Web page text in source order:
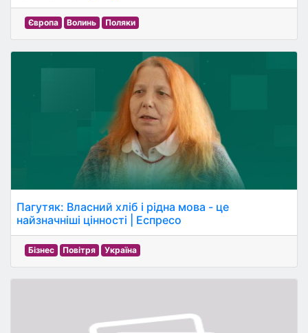
Європа Волинь Поляки
Пагутяк: Власний хліб і рідна мова - це
найзначніші цінності | Еспресо
Бізнес Повітря Україна